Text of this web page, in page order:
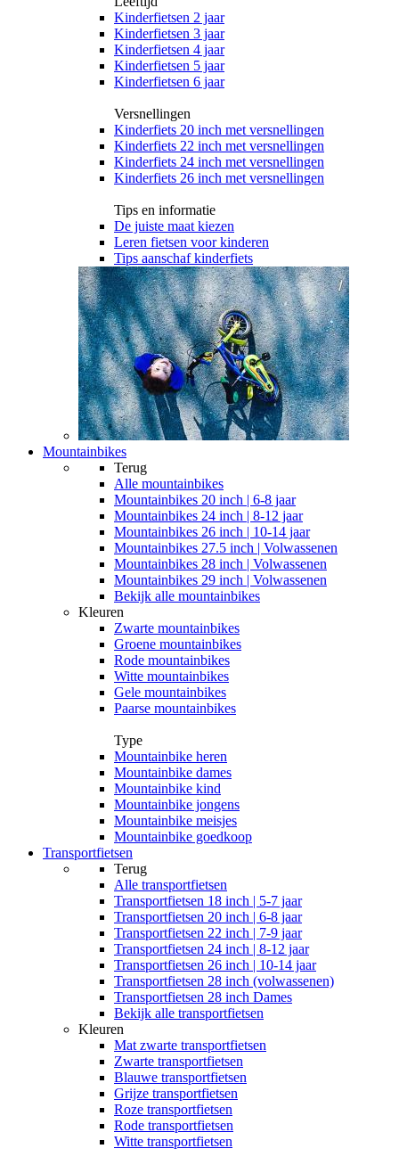
Kinderfietsen 2 jaar
Kinderfietsen 3 jaar
Kinderfietsen 4 jaar
Kinderfietsen 5 jaar
Kinderfietsen 6 jaar
Versnellingen
Kinderfiets 20 inch met versnellingen
Kinderfiets 22 inch met versnellingen
Kinderfiets 24 inch met versnellingen
Kinderfiets 26 inch met versnellingen
Tips en informatie
De juiste maat kiezen
Leren fietsen voor kinderen
Tips aanschaf kinderfiets
Mountainbikes
Terug
Alle mountainbikes
Mountainbikes 20 inch | 6-8 jaar
Mountainbikes 24 inch | 8-12 jaar
Mountainbikes 26 inch | 10-14 jaar
Mountainbikes 27.5 inch | Volwassenen
Mountainbikes 28 inch | Volwassenen
Mountainbikes 29 inch | Volwassenen
Bekijk alle mountainbikes
Kleuren
Zwarte mountainbikes
Groene mountainbikes
Rode mountainbikes
Witte mountainbikes
Gele mountainbikes
Paarse mountainbikes
Type
Mountainbike heren
Mountainbike dames
Mountainbike kind
Mountainbike jongens
Mountainbike meisjes
Mountainbike goedkoop
Transportfietsen
Terug
Alle transportfietsen
Transportfietsen 18 inch | 5-7 jaar
Transportfietsen 20 inch | 6-8 jaar
Transportfietsen 22 inch | 7-9 jaar
Transportfietsen 24 inch | 8-12 jaar
Transportfietsen 26 inch | 10-14 jaar
Transportfietsen 28 inch (volwassenen)
Transportfietsen 28 inch Dames
Bekijk alle transportfietsen
Kleuren
Mat zwarte transportfietsen
Zwarte transportfietsen
Blauwe transportfietsen
Grijze transportfietsen
Roze transportfietsen
Rode transportfietsen
Witte transportfietsen